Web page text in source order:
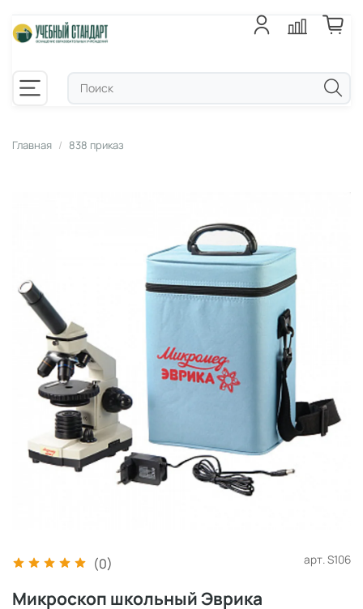
Главная 838 приказ
(0) арт. S106
Микроскоп школьный Эврика